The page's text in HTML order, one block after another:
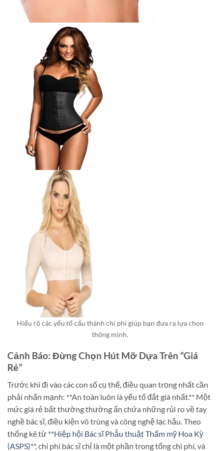
Hiểu rõ các yếu tố cấu thành chi phí giúp bạn đưa ra lựa chọn
thông minh.
Cảnh Báo: Đừng Chọn Hút Mỡ Dựa Trên “Giá
Rẻ”
Trước khi đi vào các con số cụ thể, điều quan trọng nhất cần
phải nhấn mạnh: **An toàn luôn là yếu tố đắt giá nhất.** Một
mức giá rẻ bất thường thường ẩn chứa những rủi ro về tay
nghề bác sĩ, điều kiện vô trùng và công nghệ lạc hậu. Theo
thống kê từ **Hiệp hội Bác sĩ Phẫu thuật Thẩm mỹ Hoa Kỳ
(ASPS)**, chi phí bác sĩ chỉ là một phần trong tổng chi phí, và